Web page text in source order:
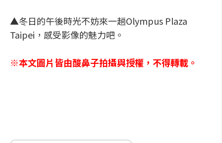
▲冬日的午後時光不妨來一趟Olympus Plaza
Taipei，感受影像的魅力吧。
※本文圖片皆由酸鼻子拍攝與授權，不得轉載。